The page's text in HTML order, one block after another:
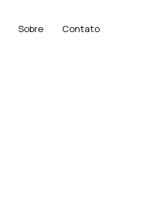
Sobre Contato